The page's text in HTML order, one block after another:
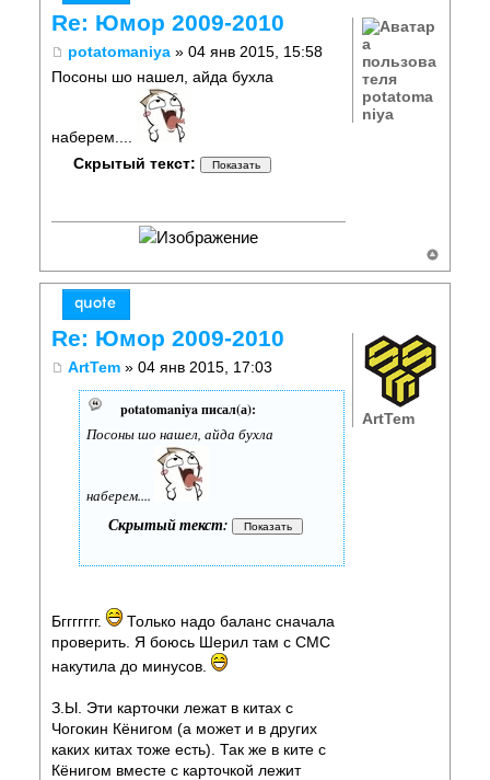
Re: Юмор 2009-2010
potatomaniya » 04 янв 2015, 15:58
Посоны шо нашел, айда бухла
наберем....
Скрытый текст:
potatoma
niya
Re: Юмор 2009-2010
ArtTem » 04 янв 2015, 17:03
potatomaniya писал(а):
Посоны шо нашел, айда бухла
наберем....
Скрытый текст:
Бггггггг.
Только надо баланс сначала
проверить. Я боюсь Шерил там с СМС
накутила до минусов.
З.Ы. Эти карточки лежат в китах с
Чогокин Кёнигом (а может и в других
каких китах тоже есть). Так же в ките с
Кёнигом вместе с карточкой лежит
ArtTem